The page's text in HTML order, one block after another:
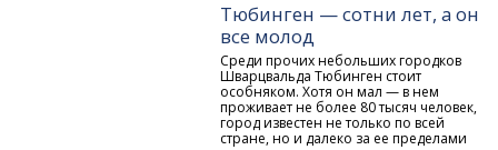
Тюбинген — сотни лет, а он
все молод
Среди прочих небольших городков
Шварцвальда Тюбинген стоит
особняком. Хотя он мал — в нем
проживает не более 80 тысяч человек,
город известен не только по всей
стране, но и далеко за ее пределами